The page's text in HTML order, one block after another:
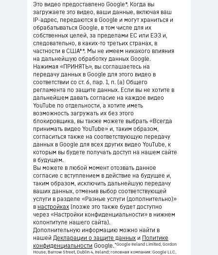
Это видео предоставлено Google*. Когда вы
загружаете это видео, ваши данные, включая ваш
IP-адрес, передаются в Google и могут храниться и
обрабатываться Google, в том числе для их
собственных целей, за пределами ЕС или ЕЭЗ и,
следовательно, в каких-то третьих странах, в
частности в США**. Мы не имеем никакого влияния
на дальнейшую обработку данных Google.
Нажимая «ПРИНЯТЬ», вы соглашаетесь на
передачу данных в Google для этого видео в
соответствии со ст. 6, пар. 1, п. (а) Общего
регламента по защите данных. Если вы не хотите в
дальнейшем давать согласие на каждое видео
YouTube по отдельности, а хотите иметь
возможность загружать их без этого
блокировщика, вы также можете выбрать «Всегда
принимать видео YouTube» и, таким образом,
согласиться также на соответствующую передачу
данных в Google для всех других видео YouTube, к
которым вы будете получать доступ на нашем сайте
в будущем.
Вы можете в любой момент отозвать данное
согласие с вступлением в действие на будущее и,
таким образом, исключить дальнейшую передачу
ваших данных, отменив выбор соответствующей
услуги в разделе «Разные услуги (дополнительно)»
в настройках (позже это также будет доступно
через «Настройки конфиденциальности» в нижнем
колонтитуле нашего сайта).
Дополнительную информацию можно найти в
нашей Декларации о защите данных и Политике
конфиденциальности Google.*Google Ireland Limited, Gordon
House, Barrow Street, Dublin 4, Ireland; головная компания: Google LLC,